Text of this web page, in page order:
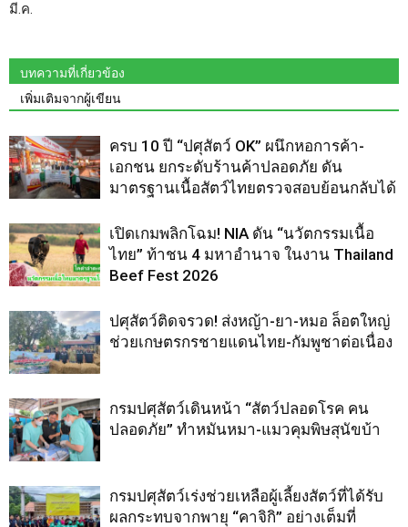
มี.ค.
บทความที่เกี่ยวข้อง
เพิ่มเติมจากผู้เขียน
ครบ 10 ปี “ปศุสัตว์ OK” ผนึกหอการค้า-
เอกชน ยกระดับร้านค้าปลอดภัย ดัน
มาตรฐานเนื้อสัตว์ไทยตรวจสอบย้อนกลับได้
เปิดเกมพลิกโฉม! NIA ดัน “นวัตกรรมเนื้อ
ไทย” ท้าชน 4 มหาอำนาจ ในงาน Thailand
Beef Fest 2026
ปศุสัตว์ติดจรวด! ส่งหญ้า-ยา-หมอ ล็อตใหญ่
ช่วยเกษตรกรชายแดนไทย-กัมพูชาต่อเนื่อง
กรมปศุสัตว์เดินหน้า “สัตว์ปลอดโรค คน
ปลอดภัย” ทำหมันหมา-แมวคุมพิษสุนัขบ้า
กรมปศุสัตว์เร่งช่วยเหลือผู้เลี้ยงสัตว์ที่ได้รับ
ผลกระทบจากพายุ “คาจิกิ” อย่างเต็มที่